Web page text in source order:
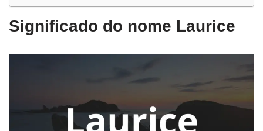
Significado do nome Laurice